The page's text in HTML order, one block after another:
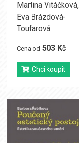
Martina Vitáčková,
Eva Brázdová-
Toufarová
Cena od 503 Kč
Chci koupit